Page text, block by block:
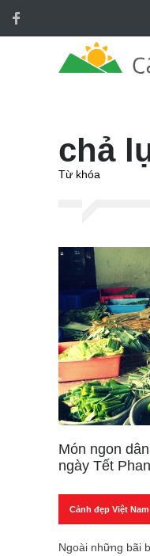
chả
Từ khóa
Món ngon
ngày Tết
Cảnh đẹp Việt Nam
Ngoài những bãi